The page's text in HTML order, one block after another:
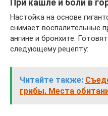
При кашле и боли в
Настойка на основе
снимает воспалительные
ангине и бронхите.
следующему рецепту:
Читайте также:
грибы. Места